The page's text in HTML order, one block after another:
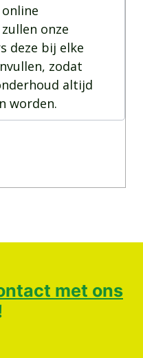
onze
deze bij elke
zodat
altijd
worden.
met ons